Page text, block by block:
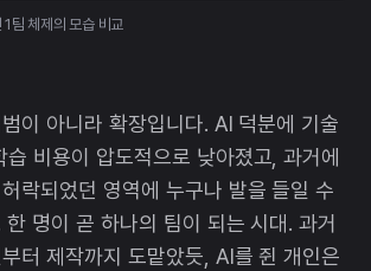
1팀 체제의 모습 비교
이 아니라 확장입니다. AI 덕분에 기술
비용이 압도적으로 낮아졌고, 과거에
락되었던 영역에 누구나 발을 들일 수
명이 곧 하나의 팀이 되는 시대. 과거
터 제작까지 도맡았듯, AI를 쥔 개인은